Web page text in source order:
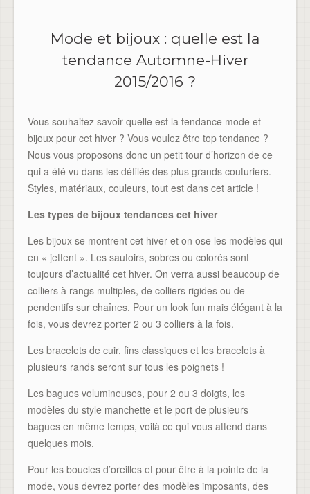
Mode et bijoux : quelle est la
tendance Automne-Hiver
2015/2016 ?
Vous souhaitez savoir quelle est la tendance mode et
bijoux pour cet hiver ? Vous voulez être top tendance ?
Nous vous proposons donc un petit tour d’horizon de ce
qui a été vu dans les défilés des plus grands couturiers.
Styles, matériaux, couleurs, tout est dans cet article !
Les types de bijoux tendances cet hiver
Les bijoux se montrent cet hiver et on ose les modèles qui
en « jettent ». Les sautoirs, sobres ou colorés sont
toujours d’actualité cet hiver. On verra aussi beaucoup de
colliers à rangs multiples, de colliers rigides ou de
pendentifs sur chaînes. Pour un look fun mais élégant à la
fois, vous devrez porter 2 ou 3 colliers à la fois.
Les bracelets de cuir, fins classiques et les bracelets à
plusieurs rands seront sur tous les poignets !
Les bagues volumineuses, pour 2 ou 3 doigts, les
modèles du style manchette et le port de plusieurs
bagues en même temps, voilà ce qui vous attend dans
quelques mois.
Pour les boucles d’oreilles et pour être à la pointe de la
mode, vous devrez porter des modèles imposants, des